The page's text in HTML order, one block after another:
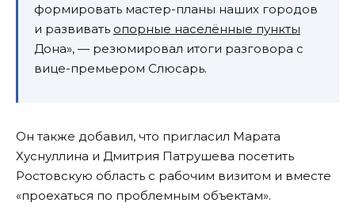
формировать мастер-планы наших городов
и развивать опорные населённые пункты
Дона», — резюмировал итоги разговора с
вице-премьером Слюсарь.
Он также добавил, что пригласил Марата
Хуснуллина и Дмитрия Патрушева посетить
Ростовскую область с рабочим визитом и вместе
«проехаться по проблемным объектам».